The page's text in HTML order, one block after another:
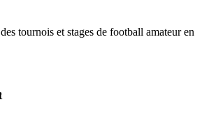
tournois et stages de football amateur en